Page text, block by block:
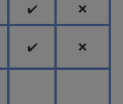
✔️
❌
✔️ ❌